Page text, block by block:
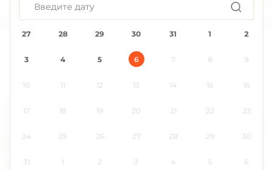
27 28 29 30 31 1 2
3 4 5 6 7 8 9
10 11 12 13 14 15 16
17 18 19 20 21 22 23
24 25 26 27 28 29 30
31 1 2 3 4 5 6